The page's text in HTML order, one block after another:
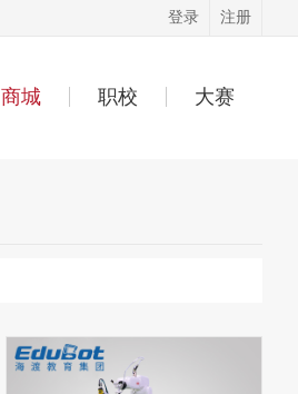
登录 注册
商城 职校 大赛